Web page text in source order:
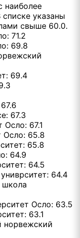
наиболее
указаны
свыше 60.0.
71.2
69.8
69.4
67.3
Осло: 67.1
Осло: 65.8
65.8
64.9
64.5
64.4
школа
Осло: 63.5
63.1
норвежский